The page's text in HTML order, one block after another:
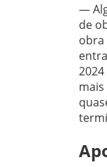
—
de
obra